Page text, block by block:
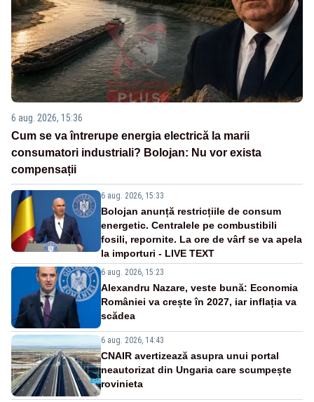
6 aug. 2026, 15:36
Cum se va întrerupe energia electrică la marii
consumatori industriali? Bolojan: Nu vor exista
compensații
6 aug. 2026, 15:33
Bolojan anunță restricțiile de consum
energetic. Centralele pe combustibili
fosili, repornite. La ore de vârf se va apela
la importuri - LIVE TEXT
6 aug. 2026, 15:23
Alexandru Nazare, veste bună: Economia
României va crește în 2027, iar inflația va
scădea
6 aug. 2026, 14:43
CNAIR avertizează asupra unui portal
neautorizat din Ungaria care scumpește
rovinieta